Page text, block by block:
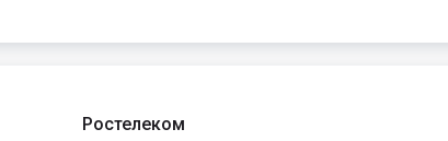
Ростелеком